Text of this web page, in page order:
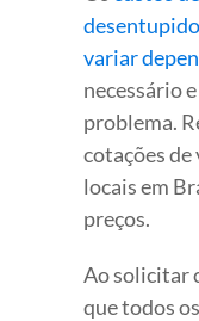
variar
necessário
problema.
cotações
locais em
preços.
Ao solicitar
que todos